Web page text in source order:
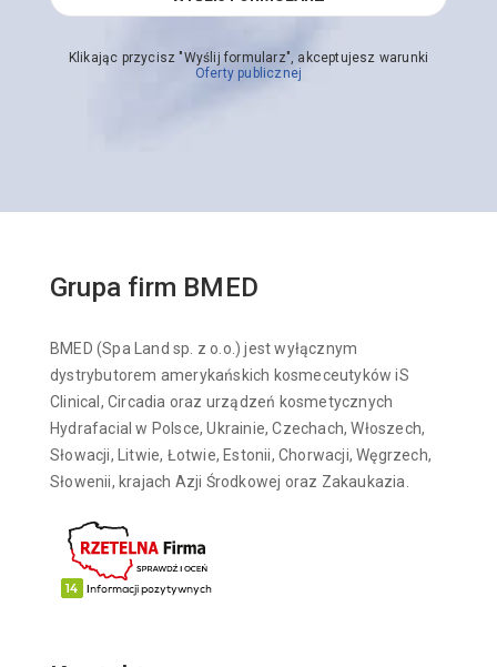
Klikając przycisz "Wyślij formularz", akceptujesz warunki
Oferty publicznej
Grupa firm BMED
BMED (Spa Land sp. z o.o.) jest wyłącznym
dystrybutorem amerykańskich kosmeceutyków iS
Clinical, Circadia oraz urządzeń kosmetycznych
Hydrafacial w Polsce, Ukrainie, Czechach, Włoszech,
Słowacji, Litwie, Łotwie, Estonii, Chorwacji, Węgrzech,
Słowenii, krajach Azji Środkowej oraz Zakaukazia.